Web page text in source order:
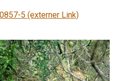
5 (externer Link)